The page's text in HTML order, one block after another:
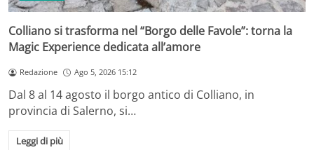
Colliano si trasforma nel “Borgo delle Favole”: torna la
Magic Experience dedicata all’amore
Redazione Ago 5, 2026 15:12
Dal 8 al 14 agosto il borgo antico di Colliano, in
provincia di Salerno, si…
Leggi di più